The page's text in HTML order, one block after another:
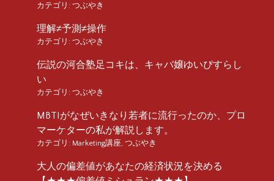
カテゴリ: つぶやき
理解≠予測≠操作
カテゴリ: つぶやき
伝説の河合塾足コキは、キャバ嬢ゆいぴすらし
い
カテゴリ: つぶやき
MBTIがなぜいきなり若者に流行ったのか、プロ
マーケターの私が解説します。
カテゴリ: Marketing講座 つぶやき
大人の偏差値があなたの経済状況を決める